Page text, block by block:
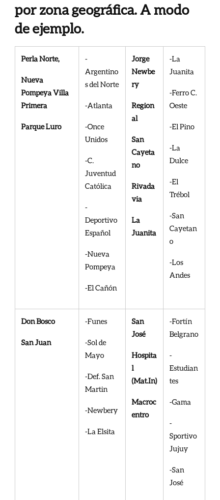
por zona geográfica. A modo
de ejemplo.
Perla Norte,
Nueva
Pompeya Villa
Primera
Parque Luro
-
Argentino
s del Norte
-Atlanta
-Once
Unidos
-C.
Juventud
Católica
-
Deportivo
Español
-Nueva
Pompeya
-El Cañón
Jorge
Newbe
ry
Region
al
San
Cayeta
no
Rivada
via
La
Juanita
-La
Juanita
-Ferro C.
Oeste
-El Pino
-La
Dulce
-El
Trébol
-San
Cayetan
o
-Los
Andes
Don Bosco
San Juan
-Funes
-Sol de
Mayo
-Def. San
Martin
-Newbery
-La Elsita
San
José
Hospita
l
(Mat.In)
Macroc
entro
-Fortín
Belgrano
-
Estudian
tes
-Gama
-
Sportivo
Jujuy
-San
José